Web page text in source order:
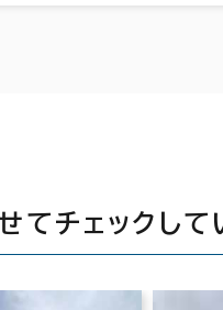
てチェックして